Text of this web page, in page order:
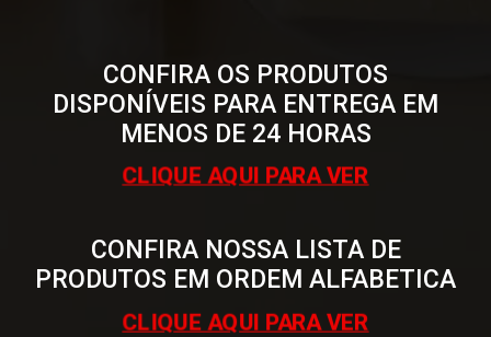
CONFIRA OS PRODUTOS
DISPONÍVEIS PARA ENTREGA EM
MENOS DE 24 HORAS
CLIQUE AQUI PARA VER
CONFIRA NOSSA LISTA DE
PRODUTOS EM ORDEM ALFABETICA
CLIQUE AQUI PARA VER